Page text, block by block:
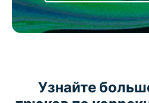
Узнайте